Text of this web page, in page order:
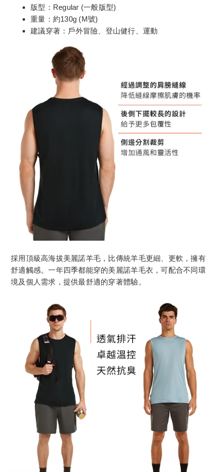
版型：Regular (一般版型)
重量：約130g (M號)
建議穿著：戶外冒險、登山健行、運動
採用頂級高海拔美麗諾羊毛，比傳統羊毛更細、更軟，擁有
舒適觸感。一年四季都能穿的美麗諾羊毛衣，可配合不同環
境及個人需求，提供最舒適的穿著體驗。